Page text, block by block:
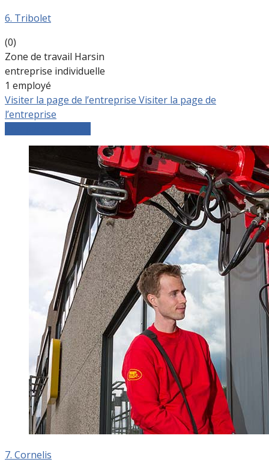
6. Tribolet
(0)
Zone de travail Harsin
entreprise individuelle
1 employé
Visiter la page de l’entreprise Visiter la page de
l’entreprise
7. Cornelis